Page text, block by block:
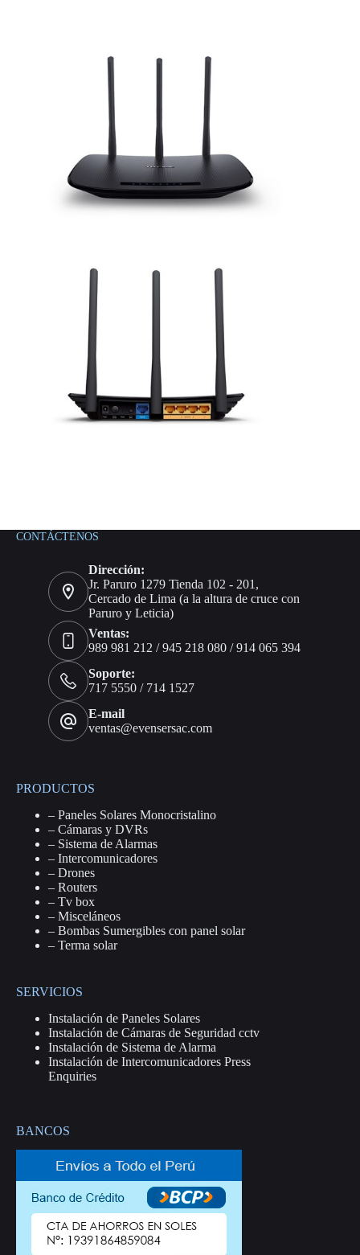
CONTÁCTENOS
Dirección:
Jr. Paruro 1279 Tienda 102 - 201,
Cercado de Lima (a la altura de cruce con
Paruro y Leticia)
Ventas:
989 981 212 / 945 218 080 / 914 065 394
Soporte:
717 5550 / 714 1527
E-mail
ventas@evensersac.com
PRODUCTOS
– Paneles Solares Monocristalino
– Cámaras y DVRs
– Sistema de Alarmas
– Intercomunicadores
– Drones
– Routers
– Tv box
– Misceláneos
– Bombas Sumergibles con panel solar
– Terma solar
SERVICIOS
Instalación de Paneles Solares
Instalación de Cámaras de Seguridad cctv
Instalación de Sistema de Alarma
Instalación de Intercomunicadores Press
Enquiries
BANCOS